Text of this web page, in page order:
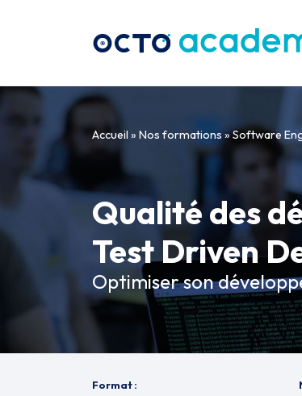
Accueil » Nos formations»Software
Qualité des
Test Driven
Optimiser son
Format :